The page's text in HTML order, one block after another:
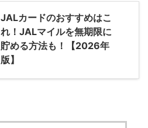
JALカードのおすすめはこ
れ！JALマイルを無期限に
貯める方法も！【2026年
版】